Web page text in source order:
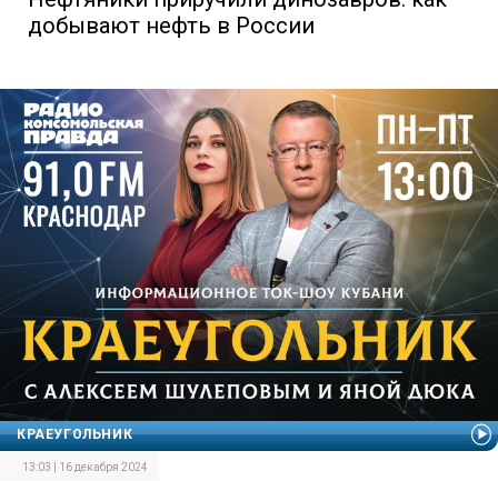
добывают нефть в России
КРАЕУГОЛЬНИК
13:03 | 16 декабря 2024